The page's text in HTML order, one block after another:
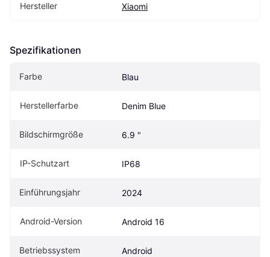
Hersteller Xiaomi
Spezifikationen
Farbe Blau
Herstellerfarbe Denim Blue
Bildschirmgröße 6.9 "
IP-Schutzart IP68
Einführungsjahr 2024
Android-Version Android 16
Betriebssystem Android